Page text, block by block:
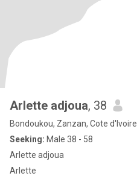
Arlette adjoua, 38
Bondoukou, Zanzan, Cote d'Ivoire
Seeking: Male 38 - 58
Arlette adjoua
Arlette